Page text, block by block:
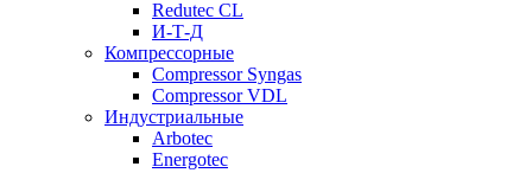
Redutec CL
И-Т-Д
Компрессорные
Compressor Syngas
Compressor VDL
Индустриальные
Arbotec
Energotec